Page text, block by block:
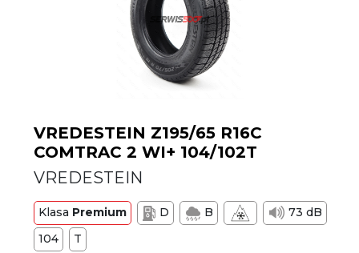
VREDESTEIN Z195/65 R16C
COMTRAC 2 WI+ 104/102T
VREDESTEIN
Klasa Premium D B
73 dB
104
T